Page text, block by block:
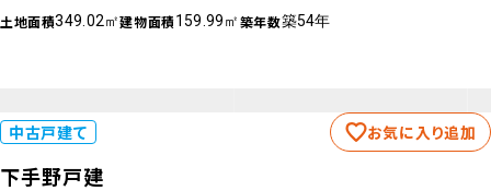
土地面積349.02㎡建物面積159.99㎡築年数築54年
中古戸建て お気に入り追加
下手野戸建